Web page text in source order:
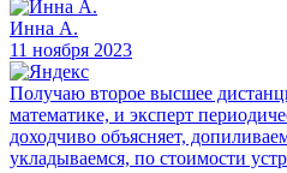
Инна А.
11 ноября 2023
Получаю второе высшее
математике, и эксперт
доходчиво объясняет,
укладываемся, по стоимости